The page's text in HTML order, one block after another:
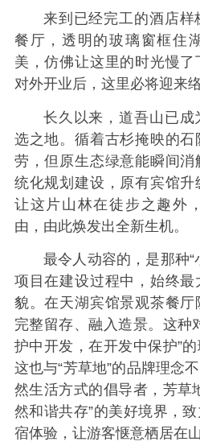
来到已经完工的酒店
餐厅，透明的玻璃窗框住
美，仿佛让这里的时光慢了
对外开业后，这里必将迎来
长久以来，道吾山已
选之地。循着古杉掩映的
劳，但原生态绿意能瞬间
统化规划建设，原有宾馆升
让这片山林在徒步之趣外
由，由此焕发出全新生机。
最令人动容的，是那种“
项目在建设过程中，始终
貌。在天湖宾馆景观茶餐
完整留存、融入造景。这种
护中开发，在开发中保护”
这也与“芳草地”的品牌理念
然生活方式的倡导者，芳草
然和谐共存”的美好境界，
宿体验，让游客惬意栖居在